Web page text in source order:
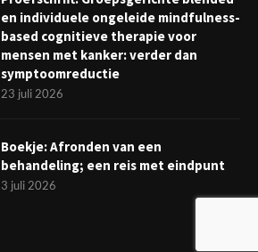
en individuele ongeleide mindfulness-
based cognitieve therapie voor
mensen met kanker: verder dan
symptoomreductie
23 juli 2026
Boekje: Afronden van een
behandeling; een reis met eindpunt
3 juli 2026